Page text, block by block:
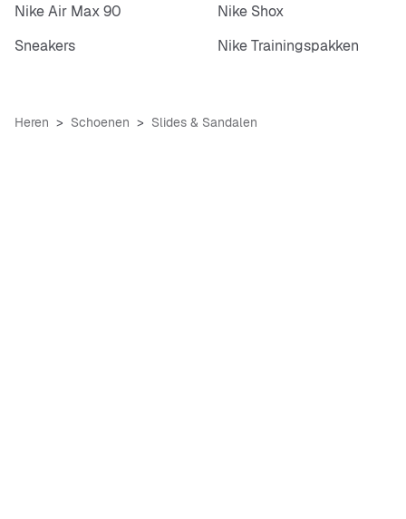
Nike Air Max 90
Nike Shox
Sneakers
Nike Trainingspakken
Heren Schoenen Slides & Sandalen